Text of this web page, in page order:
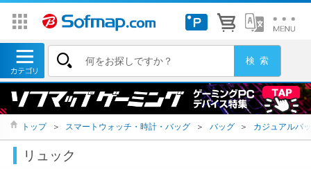
トップ ＞ スマートウォッチ・時計・バッグ ＞ バッグ ＞ カジュアルバ
リュック